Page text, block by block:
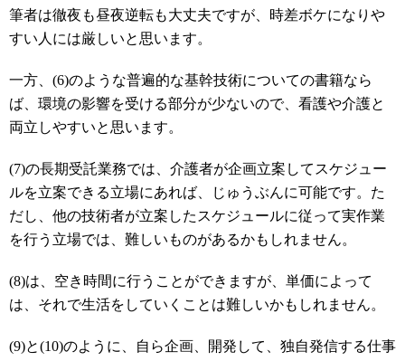
筆者は徹夜も昼夜逆転も大丈夫ですが、時差ボケになりや
すい人には厳しいと思います。
一方、(6)のような普遍的な基幹技術についての書籍なら
ば、環境の影響を受ける部分が少ないので、看護や介護と
両立しやすいと思います。
(7)の長期受託業務では、介護者が企画立案してスケジュー
ルを立案できる立場にあれば、じゅうぶんに可能です。た
だし、他の技術者が立案したスケジュールに従って実作業
を行う立場では、難しいものがあるかもしれません。
(8)は、空き時間に行うことができますが、単価によって
は、それで生活をしていくことは難しいかもしれません。
(9)と(10)のように、自ら企画、開発して、独自発信する仕事